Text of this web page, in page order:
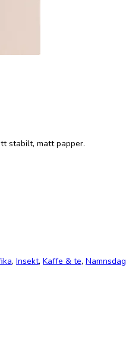
stabilt, matt papper.
, Insekt, Kaffe & te, Namnsdag